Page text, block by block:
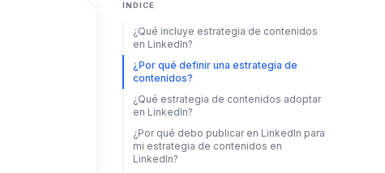
ÍNDICE
¿Qué incluye estrategia de contenidos
en LinkedIn?
¿Por qué definir una estrategia de
contenidos?
¿Qué estrategia de contenidos adoptar
en LinkedIn?
¿Por qué debo publicar en LinkedIn para
mi estrategia de contenidos en
LinkedIn?